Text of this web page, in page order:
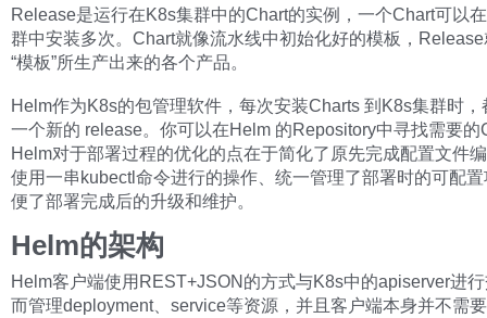
Release是运行在K8s集群中的Chart的实例，一个Chart可以
群中安装多次。Chart就像流水线中初始化好的模板，
“模板”所生产出来的各个产品。
Helm作为K8s的包管理软件，每次安装Charts 到K8s集群时，
一个新的 release。你可以在Helm 的Repository中寻找需要的
Helm对于部署过程的优化的点在于简化了原先完成配置文件
使用一串kubectl命令进行的操作、统一管理了部署时的可配
便了部署完成后的升级和维护。
Helm的架构
Helm客户端使用REST+JSON的方式与K8s中的apiserver进
而管理deployment、service等资源，并且客户端本身并不需